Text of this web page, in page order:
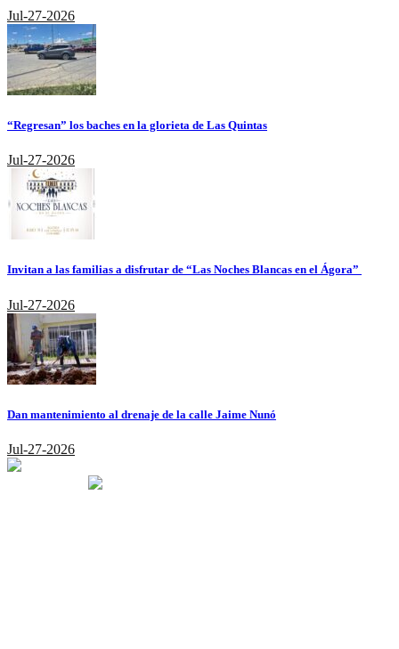
Jul-27-2026
“Regresan” los baches en la glorieta de Las Quintas
Jul-27-2026
Invitan a las familias a disfrutar de “Las Noches Blancas en el Ágora”
Jul-27-2026
Dan mantenimiento al drenaje de la calle Jaime Nunó
Jul-27-2026